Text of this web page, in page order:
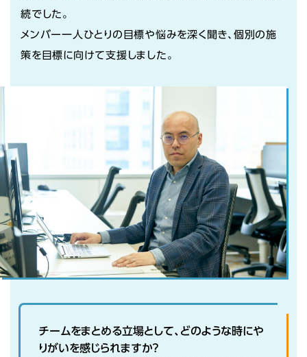
続でした。
メンバー一人ひとりの目標や悩みを深く聞き、個別の施
策を目標に向けて支援しました。
チームをまとめる立場として、どのような時にや
りがいを感じられますか？